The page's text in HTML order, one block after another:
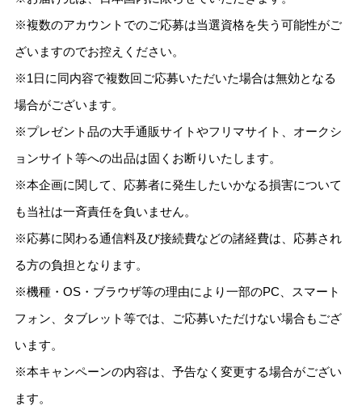
※複数のアカウントでのご応募は当選資格を失う可能性がご
ざいますのでお控えください。
※1日に同内容で複数回ご応募いただいた場合は無効となる
場合がございます。
※プレゼント品の大手通販サイトやフリマサイト、オークシ
ョンサイト等への出品は固くお断りいたします。
※本企画に関して、応募者に発生したいかなる損害について
も当社は一斉責任を負いません。
※応募に関わる通信料及び接続費などの諸経費は、応募され
る方の負担となります。
※機種・OS・ブラウザ等の理由により一部のPC、スマート
フォン、タブレット等では、ご応募いただけない場合もござ
います。
※本キャンペーンの内容は、予告なく変更する場合がござい
ます。